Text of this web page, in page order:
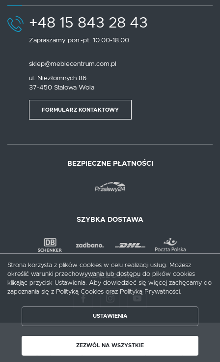
+48 15 843 28 43
Zapraszamy pon.-pt. 10.00-18.00
sklep@meblecentrum.com.pl
ul. Niezłomnych 86
37-450 Stalowa Wola
FORMULARZ KONTAKTOWY
BEZPIECZNE PŁATNOŚCI
SZYBKA DOSTAWA
DOŁĄCZ DO NAS
Copyright by meblecentrum.com.pl
Strona korzysta z plików cookies w celu realizacji usług. Możesz
określić warunki przechowywania lub dostępu do plików cookies
klikając przycisk Ustawienia. Aby dowiedzieć się więcej zachęcamy do
zapoznania się z Polityką Cookies oraz Polityką Prywatności.
USTAWIENIA
ZEZWÓL NA WSZYSTKIE
ZAPISZ WYBRANE